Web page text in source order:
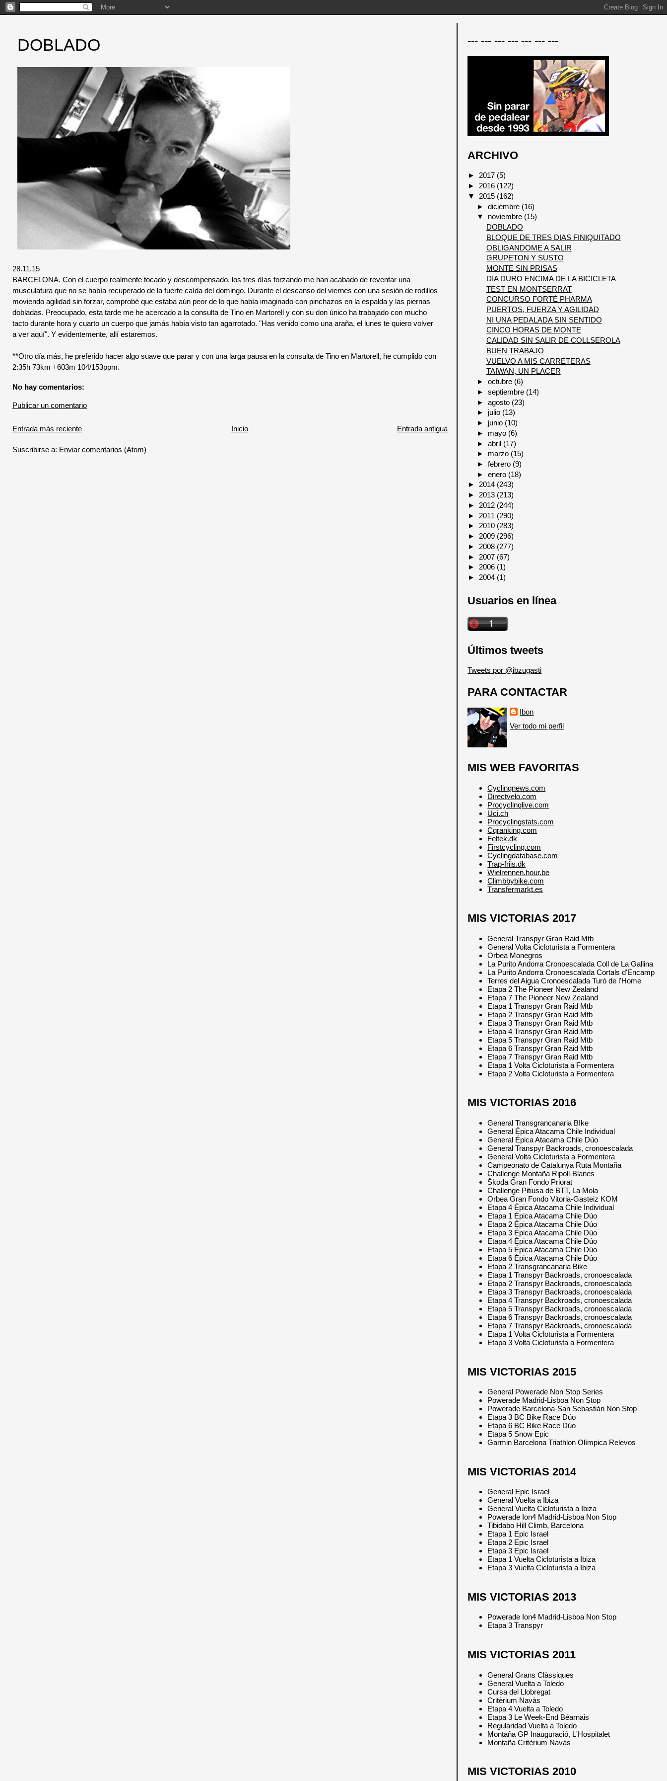
DOBLADO
28.11.15
BARCELONA. Con el cuerpo realmente tocado y descompensado, los tres días forzando me han acabado de reventar una
musculatura que no se había recuperado de la fuerte caída del domingo. Durante el descanso del viernes con una sesión de rodillos
moviendo agilidad sin forzar, comprobé que estaba aún peor de lo que había imaginado con pinchazos en la espalda y las piernas
dobladas. Preocupado, esta tarde me he acercado a la consulta de Tino en Martorell y con su don único ha trabajado con mucho
tacto durante hora y cuarto un cuerpo que jamás había visto tan agarrotado. "Has venido como una araña, el lunes te quiero volver
a ver aquí". Y evidentemente, allí estaremos.
**Otro día más, he preferido hacer algo suave que parar y con una larga pausa en la consulta de Tino en Martorell, he cumplido con
2:35h 73km +603m 104/153ppm.
No hay comentarios:
Publicar un comentario
Entrada más reciente Entrada antigua
Inicio
Suscribirse a: Enviar comentarios (Atom)
--- --- --- --- --- --- ---
ARCHIVO
►2017 (5)
► 2016 (122)
▼ 2015 (162)
►diciembre (16)
▼ noviembre (15)
DOBLADO
BLOQUE DE TRES DIAS FINIQUITADO
OBLIGANDOME A SALIR
GRUPETON Y SUSTO
MONTE SIN PRISAS
DIA DURO ENCIMA DE LA BICICLETA
TEST EN MONTSERRAT
CONCURSO FORTÉ PHARMA
PUERTOS, FUERZA Y AGILIDAD
NI UNA PEDALADA SIN SENTIDO
CINCO HORAS DE MONTE
CALIDAD SIN SALIR DE COLLSEROLA
BUEN TRABAJO
VUELVO A MIS CARRETERAS
TAIWAN, UN PLACER
►octubre (6)
►septiembre (14)
►agosto (23)
► julio (13)
► junio (10)
► mayo (6)
►abril (17)
► marzo (15)
►febrero (9)
►enero (18)
►2014 (243)
► 2013 (213)
► 2012 (244)
► 2011 (290)
►2010 (283)
► 2009 (296)
► 2008 (277)
► 2007 (67)
► 2006 (1)
► 2004 (1)
Usuarios en línea
Últimos tweets
Tweets por @ibzugasti
PARA CONTACTAR
Ibon
Ver todo mi perfil
MIS WEB FAVORITAS
Cyclingnews.com
Directvelo.com
Procyclinglive.com
Uci.ch
Procyclingstats.com
Cqranking.com
Feltek.dk
Firstcycling.com
Cyclingdatabase.com
Trap-friis.dk
Wielrennen.hour.be
Climbbybike.com
Transfermarkt.es
MIS VICTORIAS 2017
General Transpyr Gran Raid Mtb
General Volta Cicloturista a Formentera
Orbea Monegros
La Purito Andorra Cronoescalada Coll de La Gallina
La Purito Andorra Cronoescalada Cortals d'Encamp
Terres del Aigua Cronoescalada Turó de l'Home
Etapa 2 The Pioneer New Zealand
Etapa 7 The Pioneer New Zealand
Etapa 1 Transpyr Gran Raid Mtb
Etapa 2 Transpyr Gran Raid Mtb
Etapa 3 Transpyr Gran Raid Mtb
Etapa 4 Transpyr Gran Raid Mtb
Etapa 5 Transpyr Gran Raid Mtb
Etapa 6 Transpyr Gran Raid Mtb
Etapa 7 Transpyr Gran Raid Mtb
Etapa 1 Volta Cicloturista a Formentera
Etapa 2 Volta Cicloturista a Formentera
MIS VICTORIAS 2016
General Transgrancanaria BIke
General Épica Atacama Chile Individual
General Épica Atacama Chile Dúo
General Transpyr Backroads, cronoescalada
General Volta Cicloturista a Formentera
Campeonato de Catalunya Ruta Montaña
Challenge Montaña Ripoll-Blanes
Škoda Gran Fondo Priorat
Challenge Pitiusa de BTT, La Mola
Orbea Gran Fondo Vitoria-Gasteiz KOM
Etapa 4 Épica Atacama Chile Individual
Etapa 1 Épica Atacama Chile Dúo
Etapa 2 Épica Atacama Chile Dúo
Etapa 3 Épica Atacama Chile Dúo
Etapa 4 Épica Atacama Chile Dúo
Etapa 5 Épica Atacama Chile Dúo
Etapa 6 Épica Atacama Chile Dúo
Etapa 2 Transgrancanaria Bike
Etapa 1 Transpyr Backroads, cronoescalada
Etapa 2 Transpyr Backroads, cronoescalada
Etapa 3 Transpyr Backroads, cronoescalada
Etapa 4 Transpyr Backroads, cronoescalada
Etapa 5 Transpyr Backroads, cronoescalada
Etapa 6 Transpyr Backroads, cronoescalada
Etapa 7 Transpyr Backroads, cronoescalada
Etapa 1 Volta Cicloturista a Formentera
Etapa 3 Volta Cicloturista a Formentera
MIS VICTORIAS 2015
General Powerade Non Stop Series
Powerade Madrid-Lisboa Non Stop
Powerade Barcelona-San Sebastián Non Stop
Etapa 3 BC Bike Race Dúo
Etapa 6 BC Bike Race Dúo
Etapa 5 Snow Epic
Garmin Barcelona Triathlon Olímpica Relevos
MIS VICTORIAS 2014
General Epic Israel
General Vuelta a Ibiza
General Vuelta Cicloturista a Ibiza
Powerade Ion4 Madrid-Lisboa Non Stop
Tibidabo Hill Climb, Barcelona
Etapa 1 Epic Israel
Etapa 2 Epic Israel
Etapa 3 Epic Israel
Etapa 1 Vuelta Cicloturista a Ibiza
Etapa 3 Vuelta Cicloturista a Ibiza
MIS VICTORIAS 2013
Powerade Ion4 Madrid-Lisboa Non Stop
Etapa 3 Transpyr
MIS VICTORIAS 2011
General Grans Clàssiques
General Vuelta a Toledo
Cursa del Llobregat
Critèrium Navàs
Etapa 4 Vuelta a Toledo
Etapa 3 Le Week-End Béarnais
Regularidad Vuelta a Toledo
Montaña GP Inauguració, L'Hospitalet
Montaña Critèrium Navàs
MIS VICTORIAS 2010